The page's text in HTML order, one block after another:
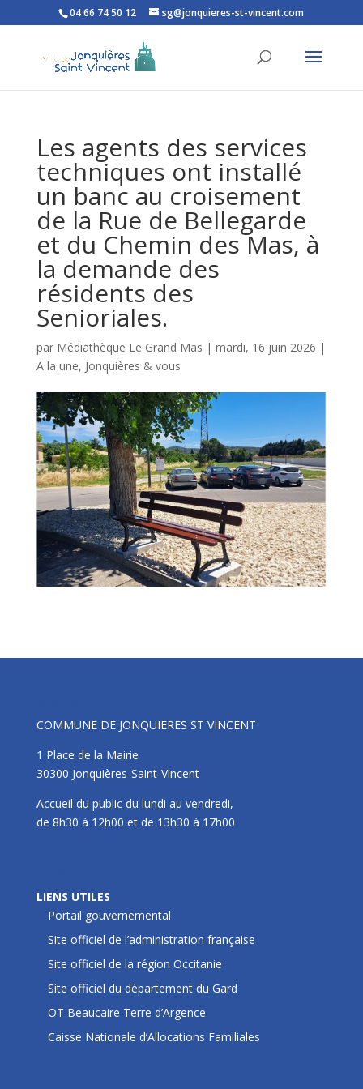
Ouvrir la barre d’outils
04 66 74 50 12 sg@jonquieres-st-vincent.com
Les agents des services
techniques ont installé
un banc au croisement
de la Rue de Bellegarde
et du Chemin des Mas, à
la demande des
résidents des
Senioriales.
par Médiathèque Le Grand Mas | mardi, 16 juin 2026 |
A la une, Jonquières & vous
COMMUNE DE JONQUIERES ST VINCENT
1 Place de la Mairie
30300 Jonquières-Saint-Vincent
Accueil du public du lundi au vendredi,
de 8h30 à 12h00 et de 13h30 à 17h00
LIENS UTILES
Portail gouvernemental
Site officiel de l’administration française
Site officiel de la région Occitanie
Site officiel du département du Gard
OT Beaucaire Terre d’Argence
Caisse Nationale d’Allocations Familiales